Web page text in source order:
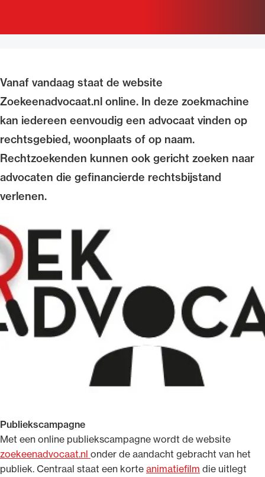
Vanaf vandaag staat de website
Zoekeenadvocaat.nl online. In deze zoekmachine
kan iedereen eenvoudig een advocaat vinden op
rechtsgebied, woonplaats of op naam.
Rechtzoekenden kunnen ook gericht zoeken naar
advocaten die gefinancierde rechtsbijstand
verlenen.
Publiekscampagne
Met een online publiekscampagne wordt de website
zoekeenadvocaat.nl onder de aandacht gebracht van het
publiek. Centraal staat een korte animatiefilm die uitlegt
Alle wet- en regelgeving voor de advocatuur.
Van de Advocatenwet tot de Verordening op
Ondersteuning voor advocaten bij hun
beroepsuitoefening: van de advocatenpas tot
het rechtsgebiedenregister en
geheimhoudernummers.